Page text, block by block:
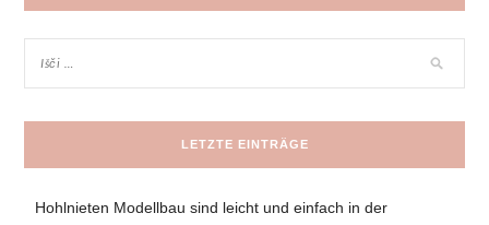
LETZTE EINTRÄGE
Hohlnieten Modellbau sind leicht und einfach in der